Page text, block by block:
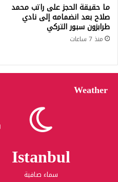
ما حقيقة الحجز على راتب محمد
صلاح بعد انضمامه إلى نادي
طرابزون سبور التركي
منذ 7 ساعات
Weather
Istanbul
سماء صافية